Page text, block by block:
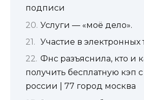
подписи
Услуги — «моё дело».
Участие в электронных
Фнс разъяснила, кто и
получить бесплатную кэп
россии | 77 город москва